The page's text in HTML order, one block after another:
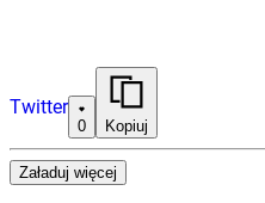
Twitter
0 Kopiuj
Załaduj więcej